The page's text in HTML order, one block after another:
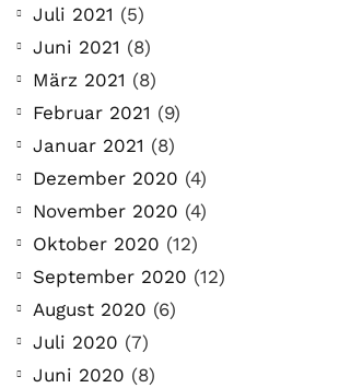
Juli 2021 (5)
Juni 2021 (8)
März 2021 (8)
Februar 2021 (9)
Januar 2021 (8)
Dezember 2020 (4)
November 2020 (4)
Oktober 2020 (12)
September 2020 (12)
August 2020 (6)
Juli 2020 (7)
Juni 2020 (8)